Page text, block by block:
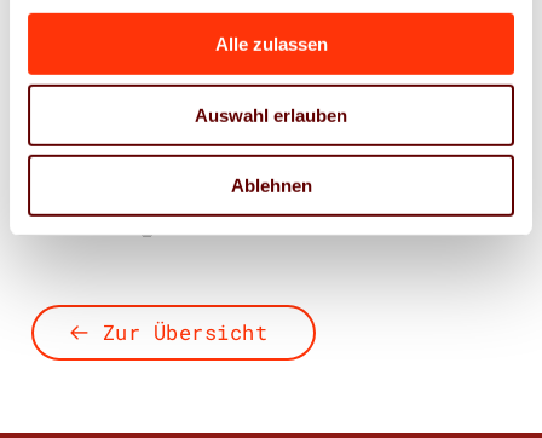
Alle zulassen
Auswahl erlauben
Ablehnen
steinmetz@vdm-mitteldeutschland.de
0341 86859 0
0172 7979885
Jens Meyer
j.meyer@vdm-beratung.de
Zur Übersicht